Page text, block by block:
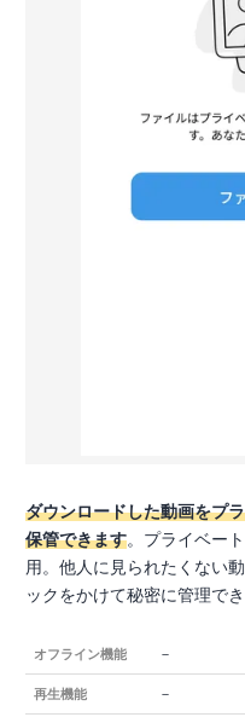
ダウンロードした動画をプ
保管できます。プライベー
用。他人に見られたくない
ックをかけて秘密に管理でき
オフライン機能 －
再生機能 －